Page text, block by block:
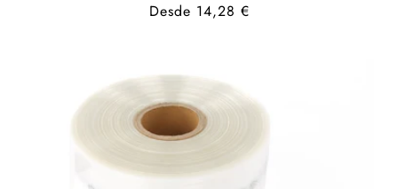
Precio
Desde 14,28 €